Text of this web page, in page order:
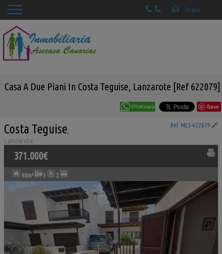
Casa A Due Piani In Costa Teguise, Lanzarote [Ref 622079]
Save
Ref. MLS-622079 🔗
Costa Teguise
Lanzarote
371.000€
90m² 3 2